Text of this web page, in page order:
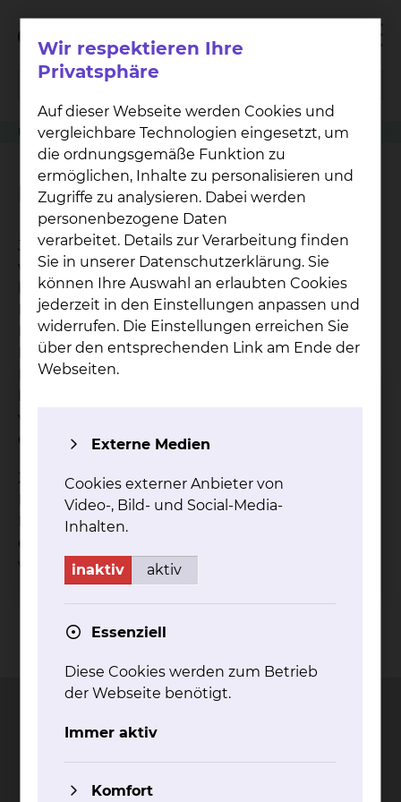
Klinikwegweiser Kinderchirurgie & Kinderurologie Fernseher
Fernseher
Jedes unserer Zimmer, das nicht im Neubau Ost
verortet ist, ist mit einem Fernseher zum
kostenlosem Empfang der gängigen
Fernsehsender ausgestattet. Zudem verfügt jedes
Bett über die Möglichkeit zum kostenfreien
Empfang der örtlichen und überregionalen
Radiosender. Für den Empfang werden Kopfhörer
verfügen, können diese kostenpflichtig im Kiosk
erworben werden.
Zimmer, die den Kliniken und Stationen im
Neubau angehören, verfügen über keinen
Fernseh-, Radio- und Telefonempfang. Hier muss
ein eigenes mobiles Endgerät mitgebracht
werden.
Kontakt
Bildnachweise
Entgelttransparenz Cookie Einstellungen
Braunschweig gGmbH
Wir respektieren Ihre
Privatsphäre
Auf dieser Webseite werden Cookies und
vergleichbare Technologien eingesetzt, um
die ordnungsgemäße Funktion zu
ermöglichen, Inhalte zu personalisieren und
Zugriffe zu analysieren. Dabei werden
personenbezogene Daten
verarbeitet. Details zur Verarbeitung finden
Sie in unserer Datenschutzerklärung. Sie
können Ihre Auswahl an erlaubten Cookies
jederzeit in den Einstellungen anpassen und
widerrufen. Die Einstellungen erreichen Sie
über den entsprechenden Link am Ende der
Webseiten.
Externe Medien
Cookies externer Anbieter von
Video-, Bild- und Social-Media-
Inhalten.
inaktiv aktiv
Essenziell
Diese Cookies werden zum Betrieb
der Webseite benötigt.
Immer aktiv
Komfort